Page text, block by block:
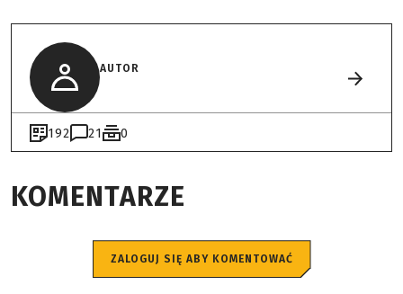
AUTOR
192 21 0
KOMENTARZE
ZALOGUJ SIĘ ABY KOMENTOWAĆ